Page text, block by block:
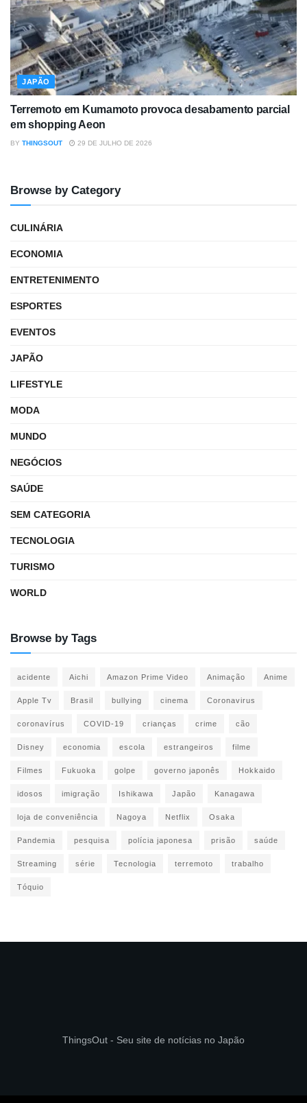
JAPÃO
Terremoto em Kumamoto provoca desabamento parcial
em shopping Aeon
BY THINGSOUT 29 DE JULHO DE 2026
Browse by Category
CULINÁRIA
ECONOMIA
ENTRETENIMENTO
ESPORTES
EVENTOS
JAPÃO
LIFESTYLE
MODA
MUNDO
NEGÓCIOS
SAÚDE
SEM CATEGORIA
TECNOLOGIA
TURISMO
WORLD
Browse by Tags
acidente Aichi Amazon Prime Video Animação Anime
Apple Tv Brasil bullying cinema Coronavirus
coronavírus COVID-19 crianças crime cão
Disney economia escola estrangeiros filme
Filmes Fukuoka golpe governo japonês Hokkaido
idosos imigração Ishikawa Japão Kanagawa
loja de conveniência Nagoya Netflix Osaka
Pandemia pesquisa polícia japonesa prisão saúde
Streaming série Tecnologia terremoto trabalho
Tóquio
ThingsOut - Seu site de notícias no Japão